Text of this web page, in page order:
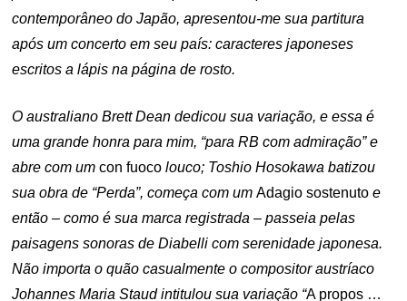
contemporâneo do Japão, apresentou-me sua partitura
após um concerto em seu país: caracteres japoneses
escritos a lápis na página de rosto.
O australiano Brett Dean dedicou sua variação, e essa é
uma grande honra para mim, “para RB com admiração” e
abre com umcon fuoco louco; Toshio Hosokawa batizou
sua obra de “Perda”, começa com umAdagio sostenutoe
então – como é sua marca registrada – passeia pelas
paisagens sonoras de Diabelli com serenidade japonesa.
Não importa o quão casualmente o compositor austríaco
Johannes Maria Staud intitulou sua variação “A propos …